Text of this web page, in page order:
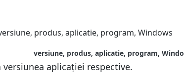
pictograma din zona de notificare
8.1
versiune, produs, aplicatie, program,
versiunea aplicației respective.